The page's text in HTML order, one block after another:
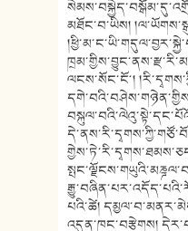
མཐོང་བ་ཡིས།
ལངས་སོང་ངོ༌།
པའི་ཚེ།
འདུན་ཁང་བརྩེགས།